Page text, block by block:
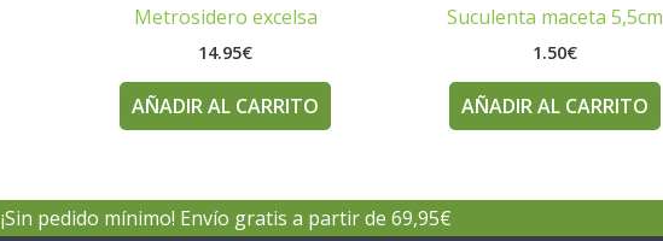
Metrosidero excelsa
14.95€
AÑADIR AL CARRITO
Suculenta maceta 5,5cm
1.50€
AÑADIR AL CARRITO
¡Sin pedido mínimo! Envío gratis a partir de 69,95€